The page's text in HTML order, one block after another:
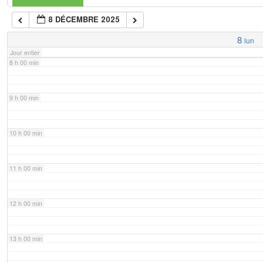
8 DÉCEMBRE 2025
8 lun
Jour entier
7 h 00 min
8 h 00 min
9 h 00 min
10 h 00 min
11 h 00 min
12 h 00 min
13 h 00 min